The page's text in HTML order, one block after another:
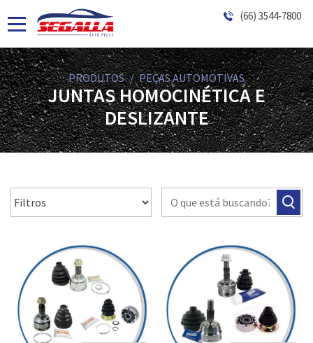
(66) 3544-7800
PRODUTOS PEÇAS AUTOMOTIVAS
JUNTAS HOMOCINÉTICA E
DESLIZANTE